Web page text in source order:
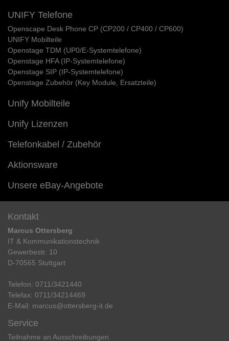
UNIFY Telefone
Openscape Desk Phone CP (CP200 / CP400 / CP600)
UNIFY Mobilteile
Openstage TDM (UP0/E-Systemtelefone)
Openstage HFA (IP-Systemtelefone)
Openstage SIP (IP-Systemtelefone)
Openstage Zubehör (Key Module, Ersatzteile)
Unify Mobilteile
Unify Lizenzen
Telefonkabel / Zubehör
Aktionsware
Unsere eBay-Angebote
Kontakt
Marcus Ottersberg
IT & Kommunikationstechnik
Gewerbestr. 10
D-70565 Stuttgart
Telefon: 0711/3421440
Telefax: 0711/34214469
E-Mail: marcus@ottersberg-it.de
Service
Teilnahme an Ausschreibungen